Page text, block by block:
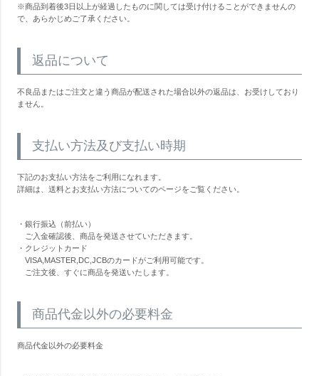
※商品到着後3日以上が経過したものに関しては受け付けることができませんの
で、あらかじめご了承ください。
返品について
不良品またはご注文と違う商品が配送された場合以外の返品は、お受けしており
ません。
支払い方法及び支払い時期
下記のお支払い方法をご利用になれます。
詳細は、送料とお支払い方法についてのページをご覧ください。
・銀行振込（前払い）
ご入金確認後、商品を発送させていただきます。
・クレジットカード
VISA,MASTER,DC,JCBのカードがご利用可能です。
ご注文後、すぐに商品を発送いたします。
商品代金以外の必要料金
商品代金以外の必要料金